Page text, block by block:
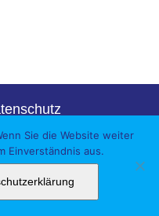
YouTube
Sie die Website weiter
Einverständnis aus.